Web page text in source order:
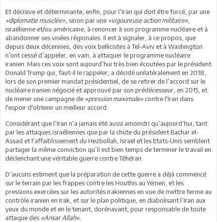
Et décisive et déterminante, enfin, pour l’Iran qui doit être forcé, par une
«diplomatie musclée» , sinon par une «vigoureuse action militaire»
israélienne et/ou américaine, à renoncer à son programme nucléaire et à
abandonner ses visées régionales. Il est à signaler, à ce propos, que
depuis deux décennies, des voix bellicistes à Tel-Aviv et à Washington
n’ont cessé d’appeler, en vain, à attaquer le programme nucléaire
iranien. Mais ces voix sont aujourd’hui très bien écoutées par le président
Donald Trump qui, faut-il le rappeler, a décidé unilatéralement en 2018,
lors de son premier mandat présidentiel, de se retirer de l’accord sur le
nucléaire iranien négocié et approuvé par son prédécesseur, en 2015, et
de mener une campagne de «pression maximale» contre l'Iran dans
l'espoir d'obtenir un meilleur accord.
Considérant que l’Iran n’a jamais été aussi amoindri qu’aujourd’hui, tant
par les attaques israéliennes que par la chute du président Bachar el-
Assad et l'affaiblissement du Hezbollah, Israël et les Etats-Unis semblent
partager la même conviction qu’il est bien temps de terminer le travail en
déclenchant une véritable guerre contre Téhéran.
D’aucuns estiment que la préparation de cette guerre a déjà commencé
sur le terrain par les frappes contre les Houthis au Yémen, et les
pressions exercées sur les autorités irakiennes en vue de mettre terme au
contrôle iranien en Irak, et sur le plan politique, en diabolisant l’Iran aux
yeux du monde et en le tenant, dorénavant, pour responsable de toute
attaque des «Ansar Allah».